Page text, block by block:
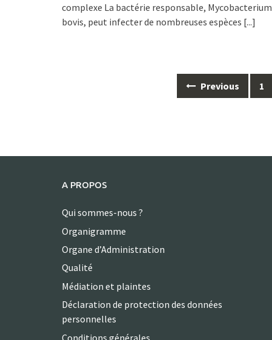
complexe La bactérie responsable, Mycobacterium
bovis, peut infecter de nombreuses espèces [...]
Previous 1
A PROPOS
Qui sommes-nous ?
Organigramme
Organe d’Administration
Qualité
Médiation et plaintes
Déclaration de protection des données
personnelles
Conditions générales